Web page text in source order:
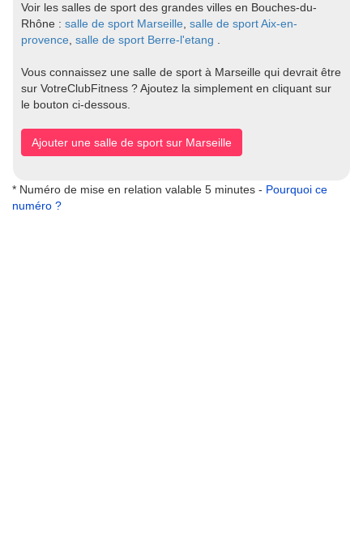
Voir les salles de sport des grandes villes en Bouches-du-
Rhône : salle de sport Marseille salle de sport Aix-en-
provence salle de sport Berre-l'etang
Vous connaissez une salle de sport à Marseille qui devrait être
sur VotreClubFitness ? Ajoutez la simplement en cliquant sur
le bouton ci-dessous.
Ajouter une salle de sport sur Marseille
* Numéro de mise en relation valable 5 minutes - Pourquoi ce
numéro ?